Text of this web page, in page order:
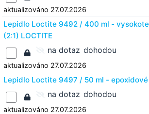
aktualizováno 27.07.2026
Lepidlo Loctite 9492 / 400 ml -
(2:1) LOCTITE
na dotaz dohodou
aktualizováno 27.07.2026
Lepidlo Loctite 9497 / 50 ml - epoxidové
na dotaz dohodou
aktualizováno 27.07.2026